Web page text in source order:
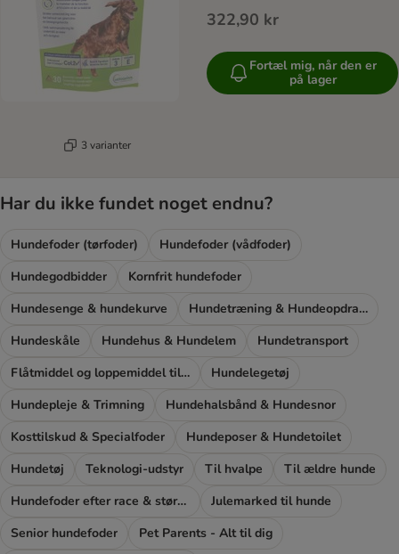
3 varianter
322,90 kr
Fortæl mig, når den er
på lager
Har du ikke fundet noget endnu?
Hundefoder (tørfoder)
Hundefoder (vådfoder)
Hundegodbidder
Kornfrit hundefoder
Hundesenge & hundekurve
Hundetræning & Hundeopdragelse
Hundeskåle
Hundehus & Hundelem
Hundetransport
Flåtmiddel og loppemiddel til hunde
Hundelegetøj
Hundepleje & Trimning
Hundehalsbånd & Hundesnor
Kosttilskud & Specialfoder
Hundeposer & Hundetoilet
Hundetøj
Teknologi-udstyr Til hvalpe
Til ældre hunde
Hundefoder efter race & størrelse
Julemarked til hunde
Senior hundefoder
Pet Parents - Alt til dig